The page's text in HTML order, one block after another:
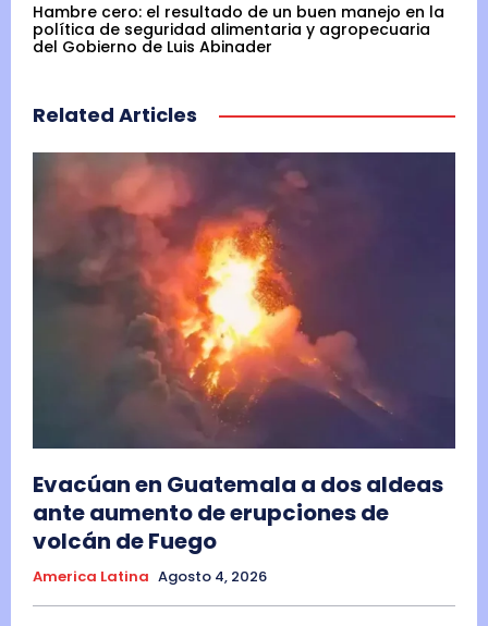
Hambre cero: el resultado de un buen manejo en la
política de seguridad alimentaria y agropecuaria
del Gobierno de Luis Abinader
Related Articles
Evacúan en Guatemala a dos aldeas
ante aumento de erupciones de
volcán de Fuego
America Latina Agosto 4, 2026